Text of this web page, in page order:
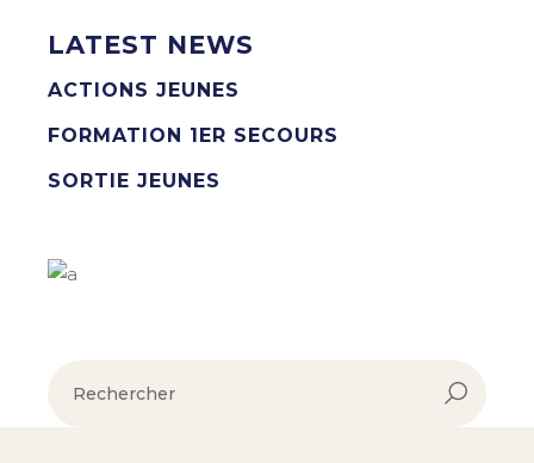
LATEST NEWS
ACTIONS JEUNES
FORMATION 1ER SECOURS
SORTIE JEUNES